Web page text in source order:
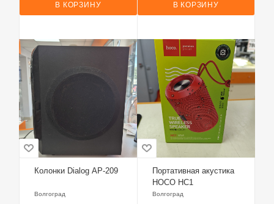
В КОРЗИНУ В КОРЗИНУ
Колонки Dialog AP-209
Волгоград
Портативная акустика
HOCO HC1
Волгоград